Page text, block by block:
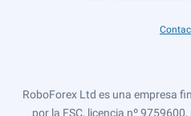
RoboForex Ltd es una empresa
por la FSC, licencia nº